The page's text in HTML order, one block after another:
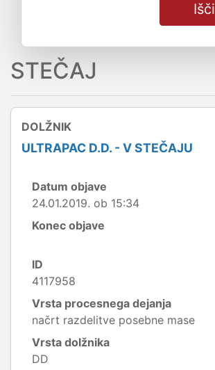
Išči
STEČAJ
DOLŽNIK
ULTRAPAC D.D. - V STEČAJU
Datum objave
24.01.2019. ob 15:34
Konec objave
ID
4117958
Vrsta procesnega dejanja
načrt razdelitve posebne mase
Vrsta dolžnika
DD